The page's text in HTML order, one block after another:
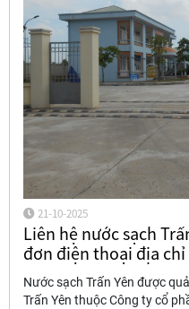
21-10-2025
Liên hệ nước sạch
đơn điện thoại địa chỉ
Nước sạch Trấn Yên được
Trấn Yên thuộc Công ty cổ